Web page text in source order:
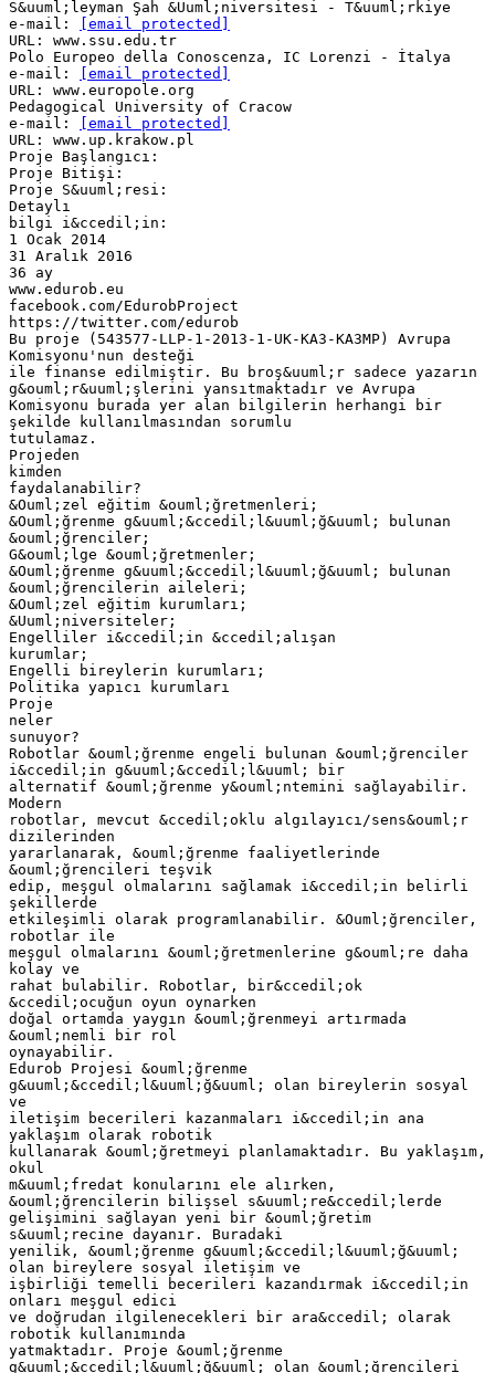
S&uuml;leyman Şah &Uuml;niversitesi - T&uuml;rkiye
e-mail:
[email protected]
URL: www.ssu.edu.tr
Polo Europeo della Conoscenza, IC Lorenzi - İtalya
e-mail:
[email protected]
URL: www.europole.org
Pedagogical University of Cracow
e-mail:
[email protected]
URL: www.up.krakow.pl
Proje Başlangıcı:
Proje Bitişi:
Proje S&uuml;resi:
Detaylı
bilgi i&ccedil;in:
1 Ocak 2014
31 Aralık 2016
36 ay
www.edurob.eu
facebook.com/EdurobProject
https://twitter.com/edurob
Bu proje (543577-LLP-1-2013-1-UK-KA3-KA3MP) Avrupa
Komisyonu'nun desteği
ile finanse edilmiştir. Bu broş&uuml;r sadece yazarın
g&ouml;r&uuml;şlerini yansıtmaktadır ve Avrupa
Komisyonu burada yer alan bilgilerin herhangi bir
şekilde kullanılmasından sorumlu
tutulamaz.
Projeden
kimden
faydalanabilir?
&Ouml;zel eğitim &ouml;ğretmenleri;
&Ouml;ğrenme g&uuml;&ccedil;l&uuml;ğ&uuml; bulunan
&ouml;ğrenciler;
G&ouml;lge &ouml;ğretmenler;
&Ouml;ğrenme g&uuml;&ccedil;l&uuml;ğ&uuml; bulunan
&ouml;ğrencilerin aileleri;
&Ouml;zel eğitim kurumları;
&Uuml;niversiteler;
Engelliler i&ccedil;in &ccedil;alışan
kurumlar;
Engelli bireylerin kurumları;
Politika yapıcı kurumları
Proje
neler
sunuyor?
Robotlar &ouml;ğrenme engeli bulunan &ouml;ğrenciler
i&ccedil;in g&uuml;&ccedil;l&uuml; bir
alternatif &ouml;ğrenme y&ouml;ntemini sağlayabilir.
Modern
robotlar, mevcut &ccedil;oklu algılayıcı/sens&ouml;r
dizilerinden
yararlanarak, &ouml;ğrenme faaliyetlerinde
&ouml;ğrencileri teşvik
edip, meşgul olmalarını sağlamak i&ccedil;in belirli
şekillerde
etkileşimli olarak programlanabilir. &Ouml;ğrenciler,
robotlar ile
meşgul olmalarını &ouml;ğretmenlerine g&ouml;re daha
kolay ve
rahat bulabilir. Robotlar, bir&ccedil;ok
&ccedil;ocuğun oyun oynarken
doğal ortamda yaygın &ouml;ğrenmeyi artırmada
&ouml;nemli bir rol
oynayabilir.
Edurob Projesi &ouml;ğrenme
g&uuml;&ccedil;l&uuml;ğ&uuml; olan bireylerin sosyal
ve
iletişim becerileri kazanmaları i&ccedil;in ana
yaklaşım olarak robotik
kullanarak &ouml;ğretmeyi planlamaktadır. Bu yaklaşım,
okul
m&uuml;fredat konularını ele alırken,
&ouml;ğrencilerin bilişsel s&uuml;re&ccedil;lerde
gelişimini sağlayan yeni bir &ouml;ğretim
s&uuml;recine dayanır. Buradaki
yenilik, &ouml;ğrenme g&uuml;&ccedil;l&uuml;ğ&uuml;
olan bireylere sosyal iletişim ve
işbirliği temelli becerileri kazandırmak i&ccedil;in
onları meşgul edici
ve doğrudan ilgilenecekleri bir ara&ccedil; olarak
robotik kullanımında
yatmaktadır. Proje &ouml;ğrenme
g&uuml;&ccedil;l&uuml;ğ&uuml; olan &ouml;ğrencileri